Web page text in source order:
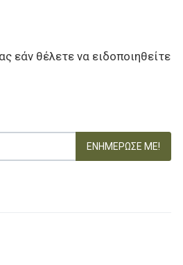
εάν θέλετε να ειδοποιηθείτε
ΕΝΗΜΈΡΩΣΕ ΜΕ!